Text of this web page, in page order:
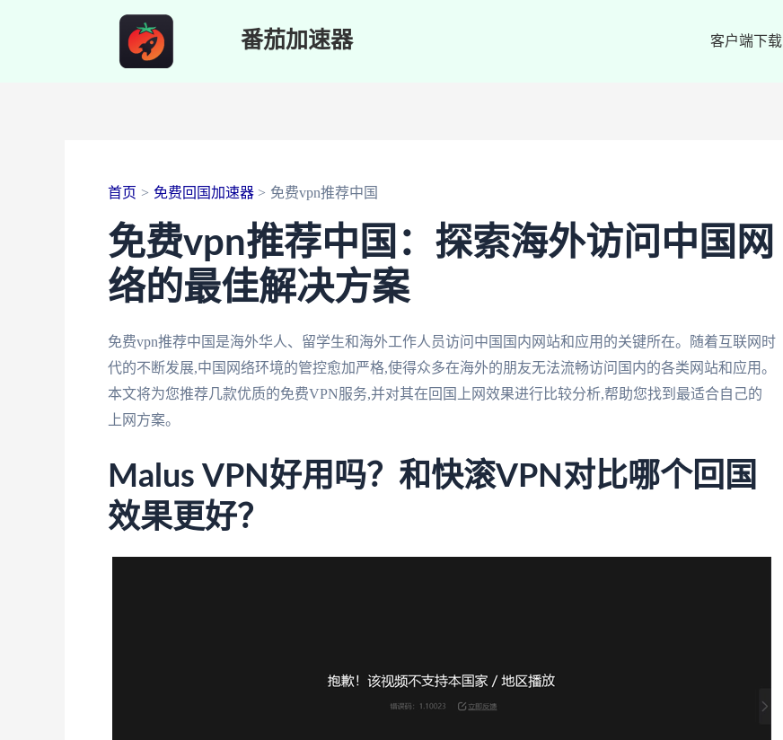
番茄加速器 客户端下载
首页 免费回国加速器 免费vpn推荐中国
免费vpn推荐中国：探索海外访问中国网
络的最佳解决方案
免费vpn推荐中国是海外华人、留学生和海外工作人员访问中国国内网站和应用的关键所在。随着互联网时
代的不断发展,中国网络环境的管控愈加严格,使得众多在海外的朋友无法流畅访问国内的各类网站和应用。
本文将为您推荐几款优质的免费VPN服务,并对其在回国上网效果进行比较分析,帮助您找到最适合自己的
上网方案。
Malus VPN好用吗？和快滚VPN对比哪个回国
效果更好？